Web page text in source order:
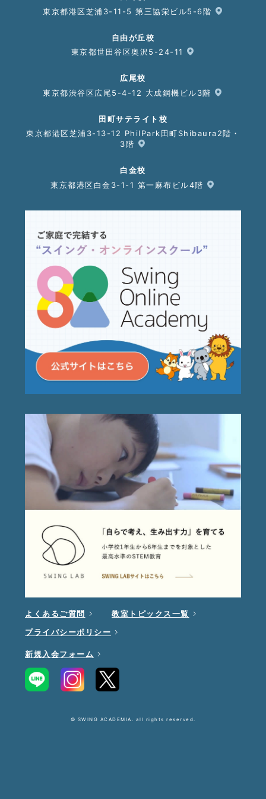
東京都港区芝浦3-11-5 第三協栄ビル5-6階
自由が丘校
東京都世田谷区奥沢5-24-11
広尾校
東京都渋谷区広尾5-4-12 大成鋼機ビル3階
田町サテライト校
東京都港区芝浦3-13-12 PhilPark田町Shibaura2階・
3階
白金校
東京都港区白金3-1-1 第一麻布ビル4階
よくあるご質問
教室トピックス一覧
プライバシーポリシー
新規入会フォーム
© SWING ACADEMIA. all rights reserved.